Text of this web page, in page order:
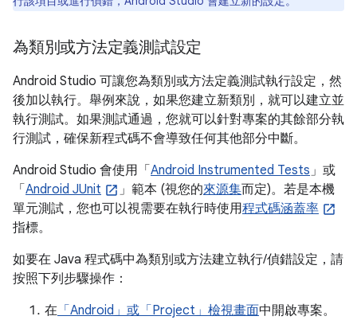
為類別或方法定義測試設定
Android Studio 可讓您為類別或方法定義測試執行設定，然
後加以執行。舉例來說，如果您建立新類別，就可以建立並
執行測試。如果測試通過，您就可以針對專案的其餘部分執
行測試，確保新程式碼不會導致任何其他部分中斷。
Android Studio 會使用「 Android Instrumented Tests」或
「 Android JUnit 」範本 (視您的來源集而定)。若是本機
單元測試，您也可以視需要在執行時使用程式碼涵蓋率
指標。
如要在 Java 程式碼中為類別或方法建立執行/偵錯設定，請
按照下列步驟操作：
在 「Android」或「Project」檢視畫面中開啟專案。